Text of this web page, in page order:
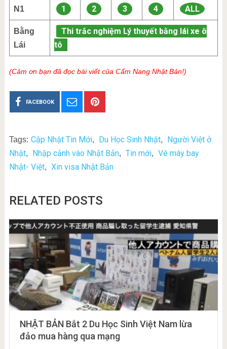
N1 1 2 3 4 ALL
Bằng
Lái
Thi trắc nghiệm Lý thuyết bằng lái xe ô
tô
(Cảm ơn bạn đã đọc bài viết của Cẩm Nang Nhật Bản!)
FACEBOOK
Tags: Cập Nhật Tin Mới, Du Học Sinh Nhật,
Người Việt ở
Nhật, Nhập cảnh vào Nhật Bản, Tin mới, Vé máy bay
Nhật- Việt, Xin visa Nhật Bản
RELATED POSTS
NHẬT BẢN Bắt 2 Du Học Sinh Việt Nam lừa
đảo mua hàng qua mạng